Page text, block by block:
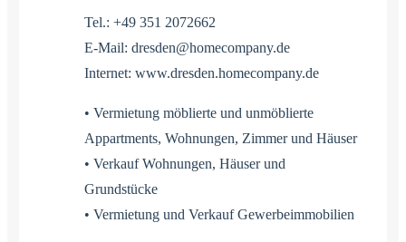
Tel.: +49 351 2072662
E-Mail: dresden@homecompany.de
Internet: www.dresden.homecompany.de
• Vermietung möblierte und unmöblierte
Appartments, Wohnungen, Zimmer und Häuser
• Verkauf Wohnungen, Häuser und
Grundstücke
• Vermietung und Verkauf Gewerbeimmobilien